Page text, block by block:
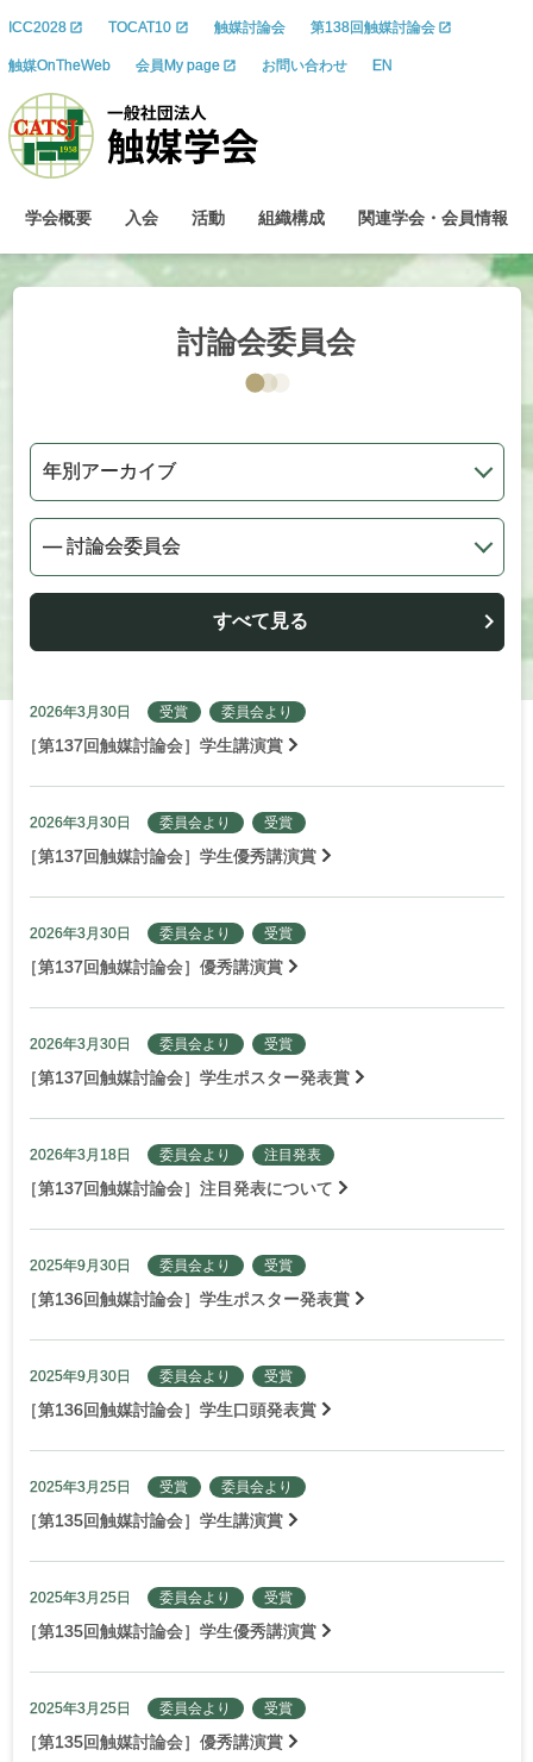
ICC2028 TOCAT10 触媒討論会 第138回触媒討論会
触媒OnTheWeb 会員My page お問い合わせ EN
学会概要 入会 活動 組織構成 関連学会 ・ 会員情報
討論会委員会
すべて見る
2026年3月30日 受賞 委員会より
［第137回触媒討論会］学生講演賞
2026年3月30日 委員会より 受賞
［第137回触媒討論会］学生優秀講演賞
2026年3月30日 委員会より 受賞
［第137回触媒討論会］優秀講演賞
2026年3月30日 委員会より 受賞
［第137回触媒討論会］学生ポスター発表賞
2026年3月18日 委員会より 注目発表
［第137回触媒討論会］注目発表について
2025年9月30日 委員会より 受賞
［第136回触媒討論会］学生ポスター発表賞
2025年9月30日 委員会より 受賞
［第136回触媒討論会］学生口頭発表賞
2025年3月25日 受賞 委員会より
［第135回触媒討論会］学生講演賞
2025年3月25日 委員会より 受賞
［第135回触媒討論会］学生優秀講演賞
2025年3月25日 委員会より 受賞
［第135回触媒討論会］優秀講演賞